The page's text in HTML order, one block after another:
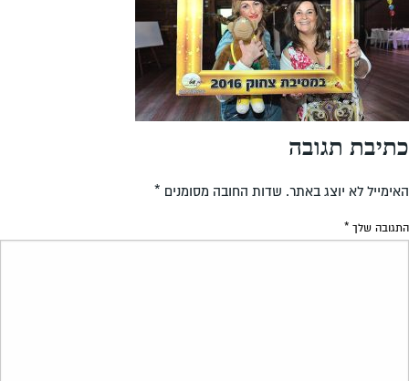
כתיבת תגובה
האימייל לא יוצג באתר. שדות החובה מסומנים *
התגובה שלך *